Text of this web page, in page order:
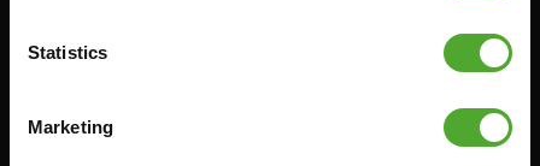
Statistics
Marketing